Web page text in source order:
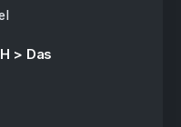
> Das